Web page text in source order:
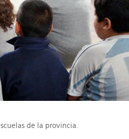
de la provincia.